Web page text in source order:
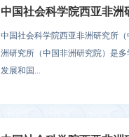
中国社会科学院西亚非洲
中国社会科学院西亚非洲研究所
洲研究所（中国非洲研究院）是
发展和国...